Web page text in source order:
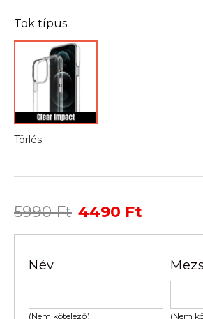
Tok típus
Törlés
5990Ft Original
4490 Ft
4490 Ft.
Név
(Nem kötelező) (Nem